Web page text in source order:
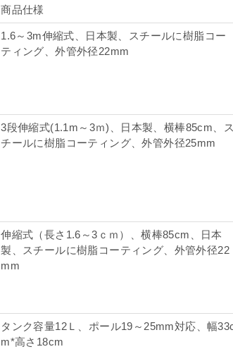
商品仕様
1.6～3m伸縮式、日本製、スチールに樹脂コー
ティング、外管外径22mm
3段伸縮式(1.1m～3ｍ)、日本製、横棒85cm、ス
チールに樹脂コーティング、外管外径25mm
伸縮式（長さ1.6～3ｃｍ）、横棒85cm、日本
製、スチールに樹脂コーティング、外管外径22
mm
タンク容量12Ｌ、ポール19～25mm対応、幅
m*高さ18cm